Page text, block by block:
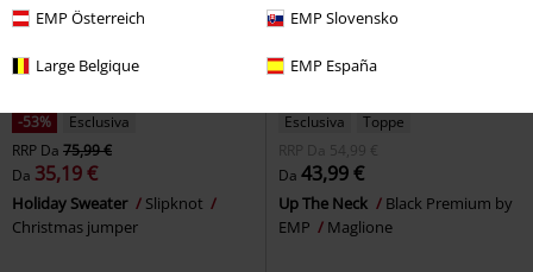
EMP Österreich EMP Slovensko
Large Belgique EMP España
-53%
Esclusiva
RRP Da 75,99 €
Da 35,19 €
Holiday Sweater
Slipknot
Christmas jumper
Esclusiva
Toppe
RRP
Da
54,99 €
Da 43,99 €
Up The Neck
Black Premium by
EMP
Maglione